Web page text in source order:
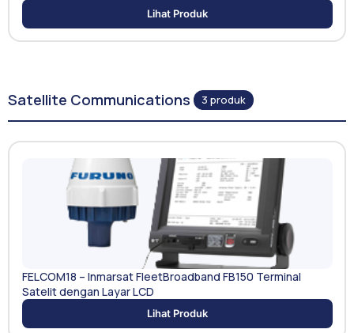
Lihat Produk
Satellite Communications 3 produk
FELCOM18 – Inmarsat FleetBroadband FB150 Terminal
Satelit dengan Layar LCD
Lihat Produk